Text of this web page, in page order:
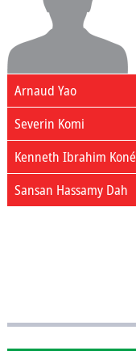
Arnaud Yao
Severin Komi
Kenneth Ibrahim Koné
Sansan Hassamy Dah